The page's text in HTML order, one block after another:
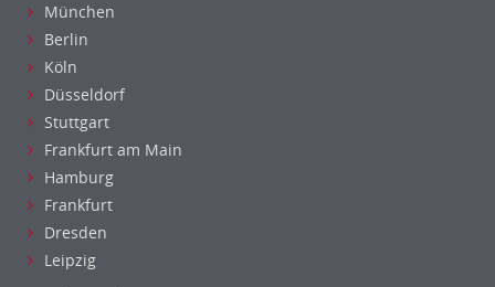
München
Berlin
Köln
Düsseldorf
Stuttgart
Frankfurt am Main
Hamburg
Frankfurt
Dresden
Leipzig